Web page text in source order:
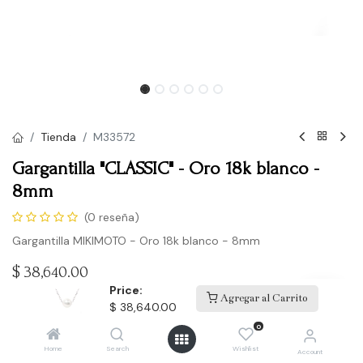
Price:
$ 38,640.00
Agregar al Carrito
Home Search
0
Wishlist Account
Tienda M33572
Gargantilla "CLASSIC" - Oro 18k blanco -
8mm
(0 reseña)
Gargantilla MIKIMOTO - Oro 18k blanco - 8mm
$ 38,640.00
Comprar